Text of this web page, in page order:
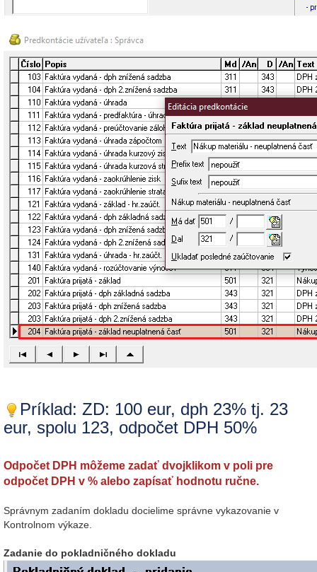
Príklad: ZD: 100 eur, dph 23% tj. 23
eur, spolu 123, odpočet DPH 50%
Odpočet DPH môžeme zadať dvojklikom v poli pre
odpočet DPH v % alebo zapísať hodnotu ručne.
Správnym zadaním dokladu docielime správne vykazovanie v
Kontrolnom výkaze.
Zadanie do pokladničného dokladu